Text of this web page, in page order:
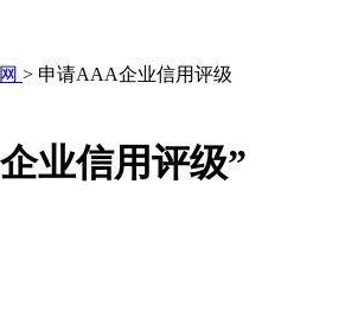
> 申请AAA企业信用评级
业信用评级”